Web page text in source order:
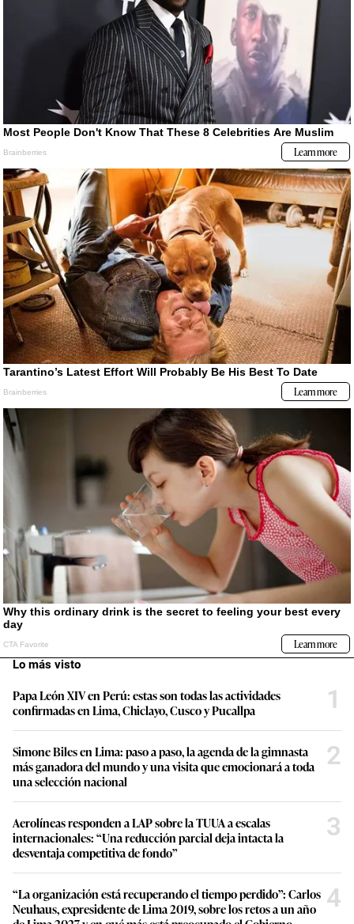
Lo más visto
Papa León XIV en Perú: estas son todas las actividades
confirmadas en Lima, Chiclayo, Cusco y Pucallpa
1
Simone Biles en Lima: paso a paso, la agenda de la gimnasta
más ganadora del mundo y una visita que emocionará a toda
una selección nacional
2
Aerolíneas responden a LAP sobre la TUUA a escalas
internacionales: “Una reducción parcial deja intacta la
desventaja competitiva de fondo”
3
“La organización está recuperando el tiempo perdido”: Carlos
Neuhaus, expresidente de Lima 2019, sobre los retos a un año
4